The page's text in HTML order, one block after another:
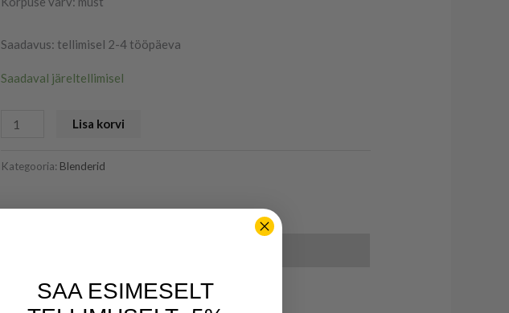
Saadavus: tellimisel 2-4 tööpäeva
Saadaval järeltellimisel
Lisa korvi
Kategooria: Blenderid
SAA ESIMESELT